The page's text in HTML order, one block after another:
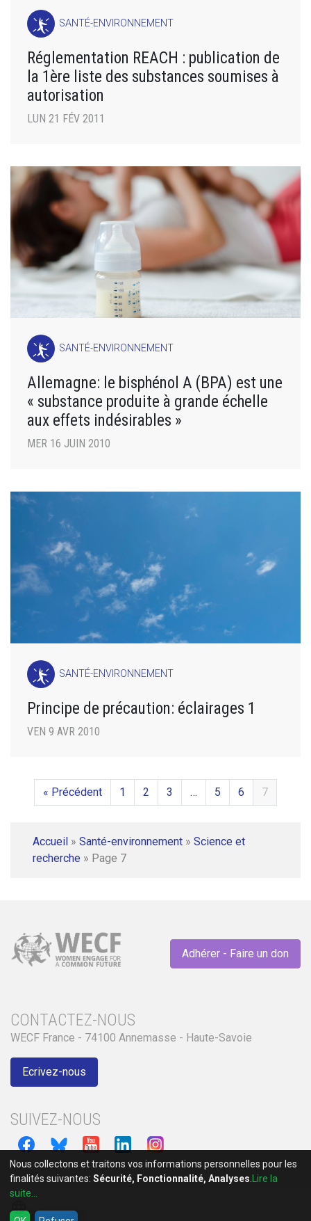
SANTÉ-ENVIRONNEMENT
Réglementation REACH : publication de
la 1ère liste des substances soumises à
autorisation
LUN 21 FÉV 2011
SANTÉ-ENVIRONNEMENT
Allemagne: le bisphénol A (BPA) est une
« substance produite à grande échelle
aux effets indésirables »
MER 16 JUIN 2010
SANTÉ-ENVIRONNEMENT
Principe de précaution: éclairages 1
VEN 9 AVR 2010
« Précédent 1 2 3 … 5 6 7
Accueil » Santé-environnement » Science et
recherche » Page 7
Adhérer - Faire un don
CONTACTEZ-NOUS
WECF France - 74100 Annemasse - Haute-Savoie
Ecrivez-nous
SUIVEZ-NOUS
language
Nous collectons et traitons vos informations personnelles pour les
finalités suivantes: Sécurité, Fonctionnalité, Analyses
Lire la
suite...